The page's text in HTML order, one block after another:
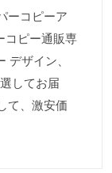
ーコピーア
コピー通販専
ザイン、
してお届
て、激安価